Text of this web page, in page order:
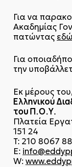
Για να
Ακαδημίας
πατώντας εδώ
Για
την
Εκ μέρους
Ελληνικού
του Π.Ο.Υ.
Πλατεία
151 24
T: 210 8067
E:
W: